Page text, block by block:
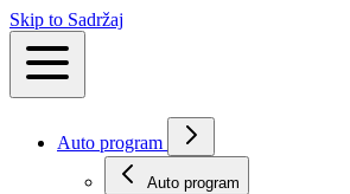
Skip to Sadržaj
Auto program
Auto program